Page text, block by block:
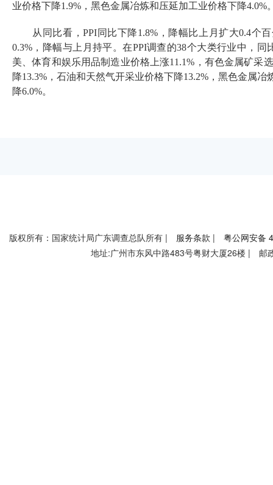
业价格下降1.9% ，黑色金属冶炼和压延加工业价格下降4.0%
从 同比看，PPI同比下降1.8% ， 降幅比上月扩大0.4个
0.3% ， 降幅与上月持平。在PPI调查的38个大类行业中，同
美、体育和娱乐用品制造业价格 上涨11.1% ，有色金属矿采
降13.3% ，石油和天然气开采业价格下降13.2% ，黑色金属冶
降6.0%。
版权所有：国家统计局广东调查总队所有 | 服务条款 | 粤公网安备
地址:广州市东风中路483号粤财大厦26楼 |